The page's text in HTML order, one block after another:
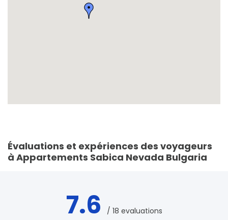
Évaluations et expériences des voyageurs
à Appartements Sabica Nevada Bulgaria
7.6 / 18 evaluations